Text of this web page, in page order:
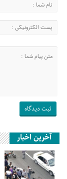
آخرین اخبار